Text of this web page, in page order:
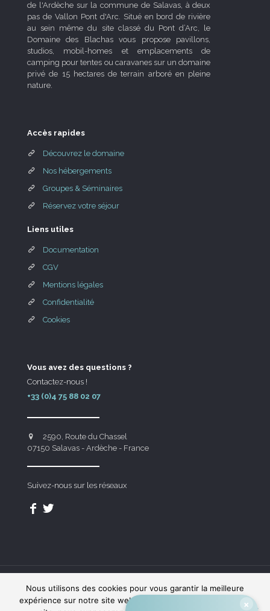
de l'Ardèche sur la commune de Salavas, à deux
pas de Vallon Pont d'Arc. Situé en bord de rivière
au sein même du site classé du Pont d’Arc, le
Domaine des Blachas vous propose pavillons,
studios, mobil-homes et emplacements de
camping pour tentes ou caravanes sur un domaine
privé de 15 hectares de terrain arboré en pleine
nature.
Accès rapides
Découvrez le domaine
Nos hébergements
Groupes & Séminaires
Réservez votre séjour
Liens utiles
Documentation
CGV
Mentions légales
Confidentialité
Cookies
Vous avez des questions ?
Contactez-nous !
+33 (0)4 75 88 02 07
2590, Route du Chassel
07150 Salavas - Ardèche - France
Suivez-nous sur les réseaux
Domaine des Blachas © - Made with byIndigo Theory
Nous utilisons des cookies pour vous garantir la meilleure
expérience sur notre site web. Si vous continuez à utiliser ce